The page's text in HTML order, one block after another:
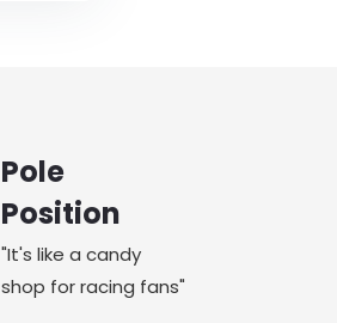
Pole
Position
"It's like a candy
shop for racing fans"